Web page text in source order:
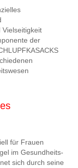
der
für Frauen
im Gesundheits-
sich durch seine